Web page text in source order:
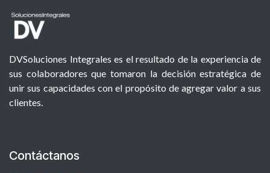
DVSoluciones Integrales es el resultado de la experiencia de
sus colaboradores que tomaron la decisión estratégica de
unir sus capacidades con el propósito de agregar valor a sus
clientes.
Contáctanos